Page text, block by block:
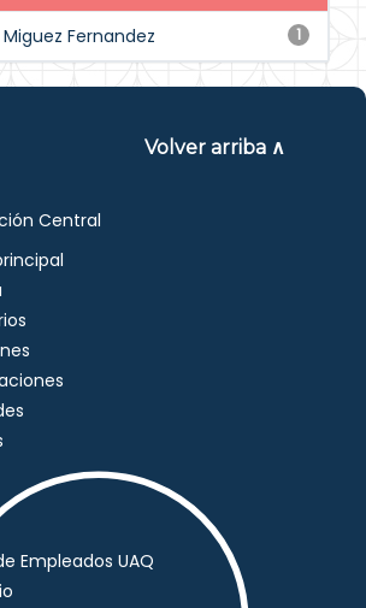
1
Fernandez
Volver arriba ∧
Central
Empleados UAQ